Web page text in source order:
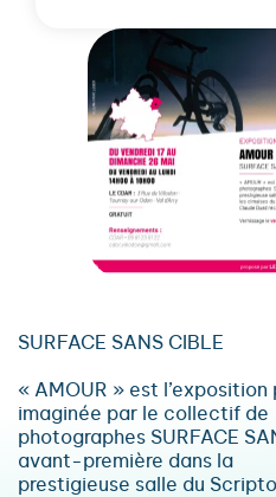
SURFACE SANS CIBLE
« AMOUR » est l’exposition
imaginée par le collectif de
photographes SURFACE
avant-première dans la
prestigieuse salle du